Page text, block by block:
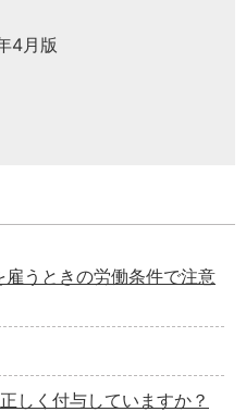
4月版
うときの労働条件で注意
しく付与していますか？